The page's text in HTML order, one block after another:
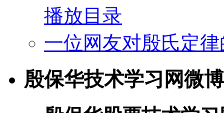
播放目录
一位网友对殷氏定
殷保华技术学习网微博